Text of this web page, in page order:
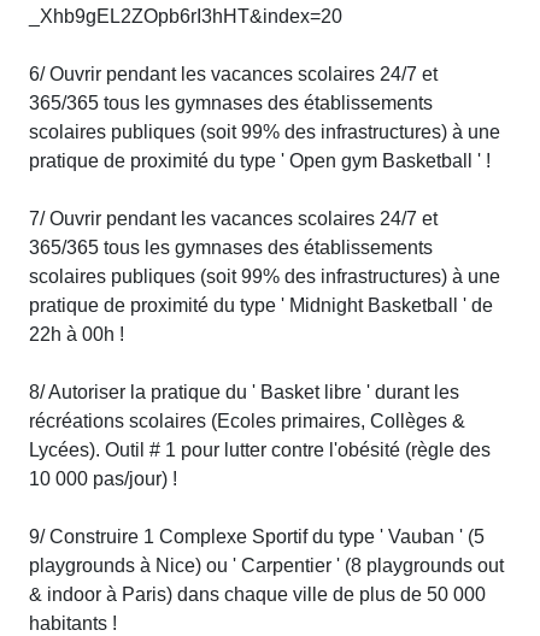
_Xhb9gEL2ZOpb6rI3hHT&index=20
6/ Ouvrir pendant les vacances scolaires 24/7 et
365/365 tous les gymnases des établissements
scolaires publiques (soit 99% des infrastructures) à une
pratique de proximité du type ' Open gym Basketball ' !
7/ Ouvrir pendant les vacances scolaires 24/7 et
365/365 tous les gymnases des établissements
scolaires publiques (soit 99% des infrastructures) à une
pratique de proximité du type ' Midnight Basketball ' de
22h à 00h !
8/ Autoriser la pratique du ' Basket libre ' durant les
récréations scolaires (Ecoles primaires, Collèges &
Lycées). Outil # 1 pour lutter contre l'obésité (règle des
10 000 pas/jour) !
9/ Construire 1 Complexe Sportif du type ' Vauban ' (5
playgrounds à Nice) ou ' Carpentier ' (8 playgrounds out
& indoor à Paris) dans chaque ville de plus de 50 000
habitants !